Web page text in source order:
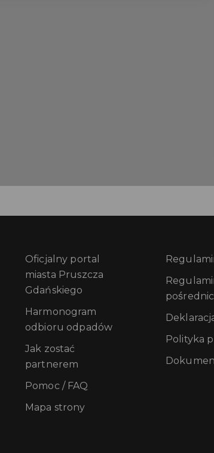
Oficjalny portal
miasta Pruszcza
Gdańskiego
Harmonogram
odbioru odpadów
Jak zostać
partnerem
Pomoc / FAQ
Mapa strony
Polityka